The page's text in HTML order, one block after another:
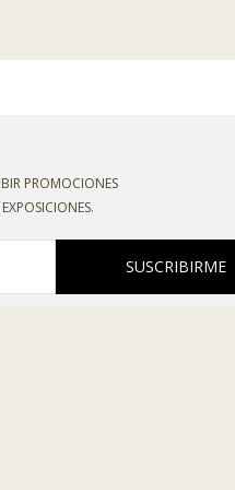
PROMOCIONES
SUSCRIBIRME